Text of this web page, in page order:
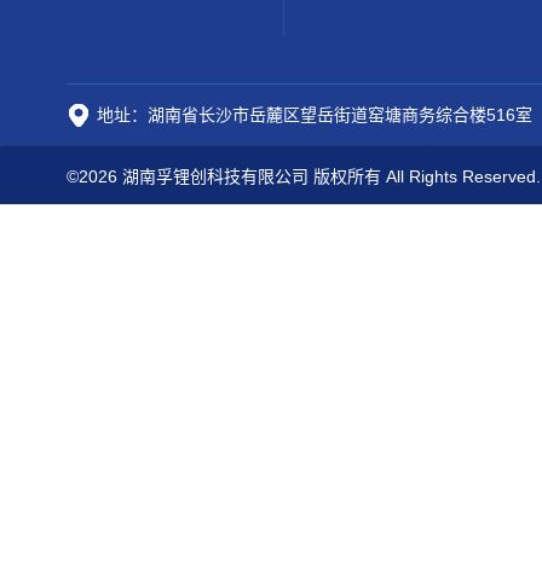
地址：湖南省长沙市岳麓区望岳街道窑塘商务综合楼516室
©2026 湖南孚锂创科技有限公司 版权所有 All Rights